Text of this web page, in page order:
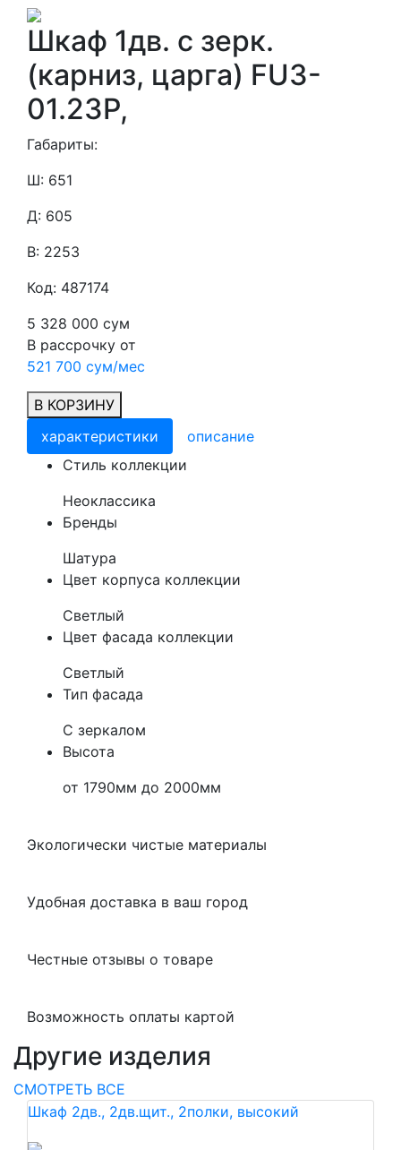
Шкаф 1дв. с зерк.
(карниз, царга) FU3-
01.23P,
Габариты:
Ш: 651
Д: 605
В: 2253
Код: 487174
5 328 000 сум
В рассрочку от
521 700 сум/мес
В КОРЗИНУ
характеристики
описание
Cтиль коллекции
Неоклассика
Бренды
Шатура
Цвет корпуса коллекции
Светлый
Цвет фасада коллекции
Светлый
Тип фасада
С зеркалом
Высота
от 1790мм до 2000мм
Экологически чистые материалы
Удобная доставка в ваш город
Честные отзывы о товаре
Возможность оплаты картой
Другие изделия
СМОТРЕТЬ ВСЕ
Шкаф 2дв., 2дв.щит., 2полки, высокий